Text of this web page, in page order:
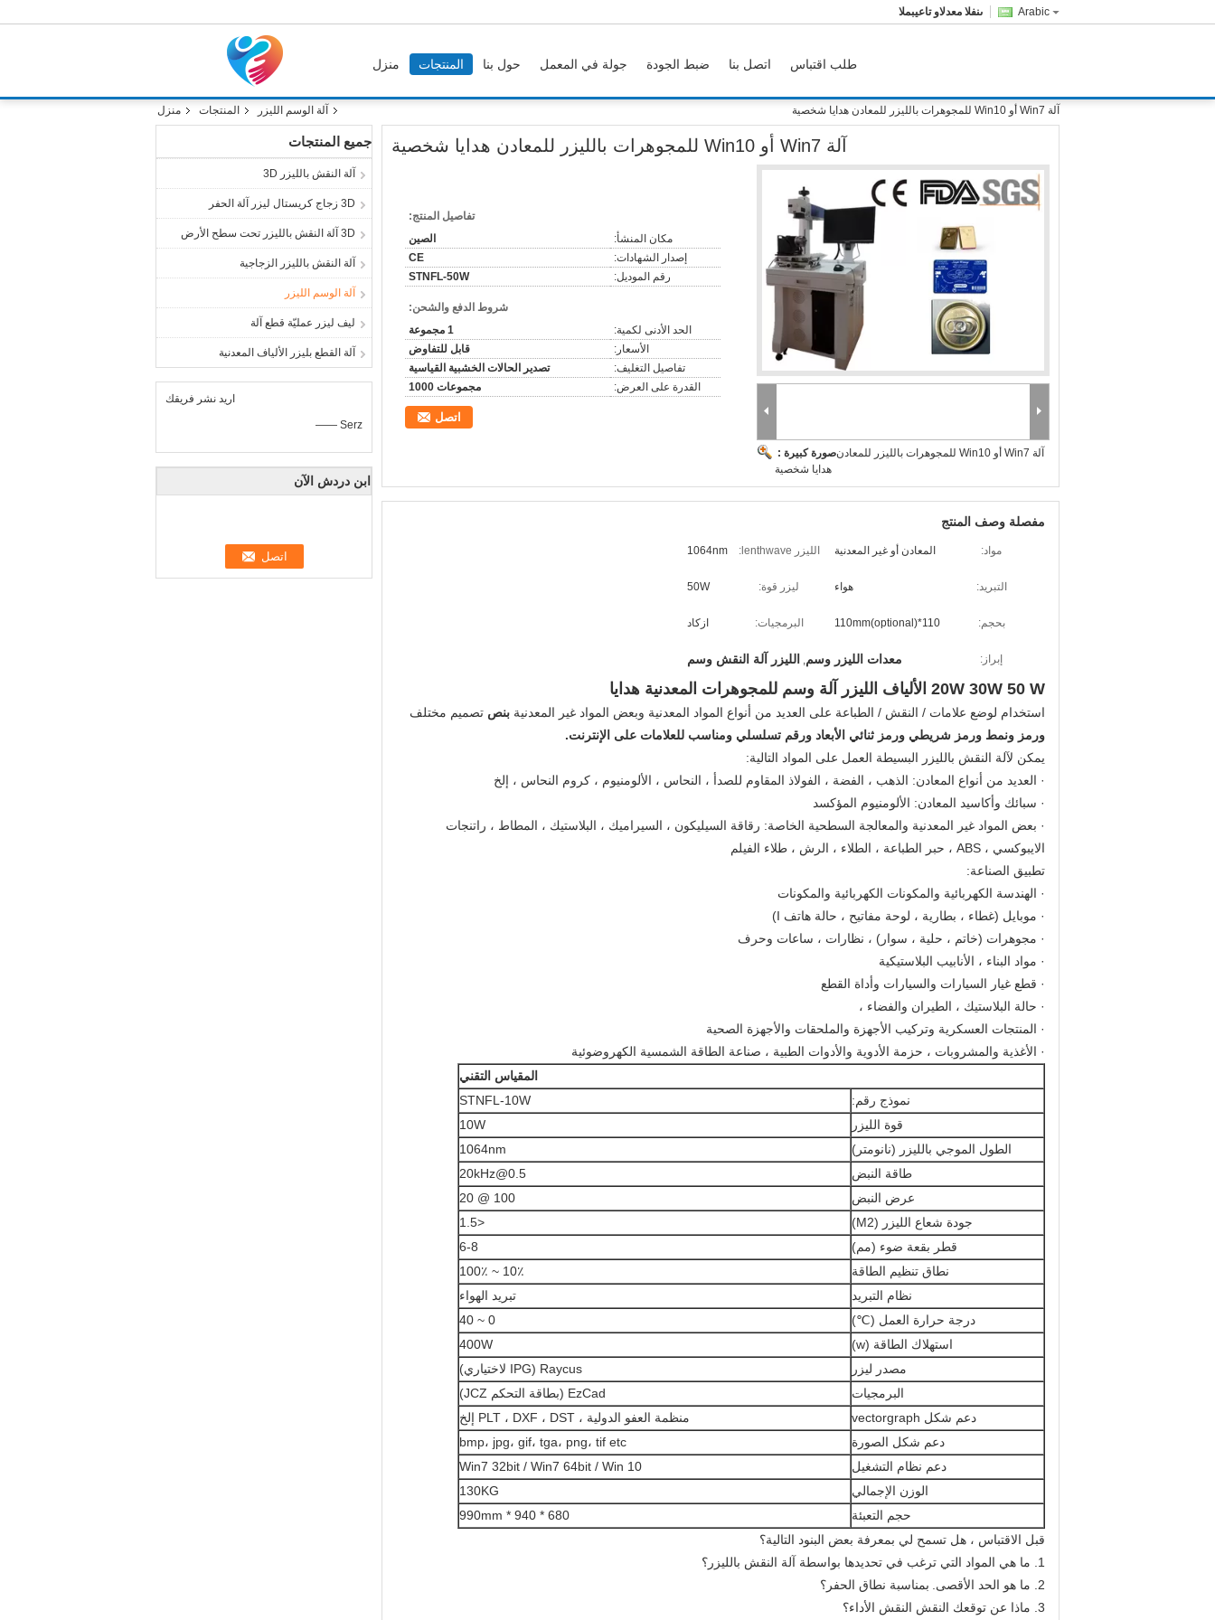
Arabic المبيعات والدعم الفنى
منزل المنتجات حول بنا جولة في المعمل ضبط الجودة اتصل بنا طلب اقتباس
منزل المنتجات آلة الوسم الليزر آلة Win7 أو Win10 للمجوهرات بالليزر للمعادن هدايا شخصية
جميع المنتجات
آلة النقش بالليزر 3D
3D زجاج كريستال ليزر آلة الحفر
3D آلة النقش بالليزر تحت سطح الأرض
آلة النقش بالليزر الزجاجية
آلة الوسم الليزر
ليف ليزر عمليّة قطع آلة
آلة القطع بليزر الألياف المعدنية
اريد نشر فريقك
—— Serz
ابن دردش الآن
آلة Win7 أو Win10 للمجوهرات بالليزر للمعادن هدايا شخصية
صورة كبيرة :آلة Win7 أو Win10 للمجوهرات بالليزر للمعادن
هدايا شخصية
تفاصيل المنتج:
مكان المنشأ:
الصين
إصدار الشهادات:
CE
رقم الموديل:
STNFL-50W
شروط الدفع والشحن:
الحد الأدنى لكمية:
1 مجموعة
الأسعار:
قابل للتفاوض
تفاصيل التغليف:
تصدير الحالات الخشبية القياسية
القدرة على العرض:
مجموعات 1000
اتصل
مفصلة وصف المنتج
مواد: المعادن أو غير المعدنية الليزر lenthwave: 1064nm
التبريد: هواء ليزر قوة: 50W
بحجم: 110*110mm(optional) البرمجيات: ازكاد
إبراز: معدات الليزر وسم, الليزر آلة النقش وسم
20W 30W 50 W الألياف الليزر آلة وسم للمجوهرات المعدنية هدايا
استخدام لوضع علامات / النقش / الطباعة على العديد من أنواع المواد المعدنية وبعض المواد غير المعدنية بنص تصميم مختلف
ورمز ونمط ورمز شريطي ورمز ثنائي الأبعاد ورقم تسلسلي ومناسب للعلامات على الإنترنت.
يمكن لآلة النقش بالليزر البسيطة العمل على المواد التالية:
· العديد من أنواع المعادن: الذهب ، الفضة ، الفولاذ المقاوم للصدأ ، النحاس ، الألومنيوم ، كروم النحاس ، إلخ
· سبائك وأكاسيد المعادن: الألومنيوم المؤكسد
· بعض المواد غير المعدنية والمعالجة السطحية الخاصة: رقاقة السيليكون ، السيراميك ، البلاستيك ، المطاط ، راتنجات
الايبوكسي ، ABS ، حبر الطباعة ، الطلاء ، الرش ، طلاء الفيلم
تطبيق الصناعة:
· الهندسة الكهربائية والمكونات الكهربائية والمكونات
· موبايل (غطاء ، بطارية ، لوحة مفاتيح ، حالة هاتف I)
· مجوهرات (خاتم ، حلية ، سوار) ، نظارات ، ساعات وحرف
· مواد البناء ، الأنابيب البلاستيكية
· قطع غيار السيارات والسيارات وأداة القطع
· حالة البلاستيك ، الطيران والفضاء ،
· المنتجات العسكرية وتركيب الأجهزة والملحقات والأجهزة الصحية
· الأغذية والمشروبات ، حزمة الأدوية والأدوات الطبية ، صناعة الطاقة الشمسية الكهروضوئية
المقياس التقني
نموذج رقم:
STNFL-10W
قوة الليزر
10W
الطول الموجي بالليزر (نانومتر)
1064nm
طاقة النبض
0.5@20kHz
عرض النبض
100 @ 20
جودة شعاع الليزر (M2)
<1.5
قطر بقعة ضوء (مم)
6-8
نطاق تنظيم الطاقة
10٪ ~ 100٪
نظام التبريد
تبريد الهواء
درجة حرارة العمل (℃)
0 ~ 40
استهلاك الطاقة (w)
400W
مصدر ليزر
Raycus (IPG لاختياري)
البرمجيات
EzCad (بطاقة التحكم JCZ)
دعم شكل vectorgraph
منظمة العفو الدولية ، PLT ، DXF ، DST إلخ
دعم شكل الصورة
bmp، jpg، gif، tga، png، tif etc
دعم نظام التشغيل
Win7 32bit / Win7 64bit / Win 10
الوزن الإجمالي
130KG
حجم التعبئة
680 * 940 * 990mm
قبل الاقتباس ، هل تسمح لي بمعرفة بعض البنود التالية؟
1. ما هي المواد التي ترغب في تحديدها بواسطة آلة النقش بالليزر؟
2. ما هو الحد الأقصى.
بمناسبة نطاق الحفر؟
3. ماذا عن توقعك النقش النقش الأداء؟